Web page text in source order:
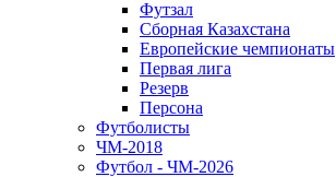
Футзал
Сборная Казахстана
Европейские чемпионаты
Первая лига
Резерв
Персона
Футболисты
ЧМ-2018
Футбол - ЧМ-2026